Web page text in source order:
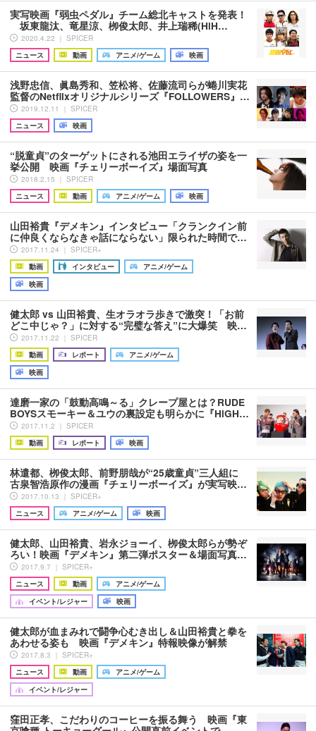
実写映画『弱虫ペダル』チーム総北キャストを発表！
坂東龍汰、竜星涼、栁俊太郎、井上瑞稀(HiH…
2020.4.22 ｜ SPICER
ニュース
動画 アニメ/ゲーム 映画
浅野忠信、眞島秀和、笠松将、佐藤流司らが蜷川実花
監督のNetflixオリジナルシリーズ『FOLLOWERS』…
2019.12.11 ｜ SPICER
ニュース
映画
“脱童貞”のターゲットにされる池田エライザの姿を一
挙公開 映画『チェリーボーイズ』場面写真
2018.2.15 ｜ SPICER
ニュース
動画 アニメ/ゲーム 映画
山田裕貴『デメキン』インタビュー「クランクイン前
に仲良くならなきゃ話にならない」限られた時間で…
2017.11.24 ｜ SPICER+
動画
インタビュー
アニメ/ゲーム
映画
健太郎 vs 山田裕貴、生オラオラ歩きで激突！「お前
どこ中じゃ？」に対する“完璧な答え”に大爆笑 映…
2017.11.22 ｜ SPICER
動画
レポート
アニメ/ゲーム
映画
達磨一家の「鼓動高鳴～る」クレープ屋とは？RUDE
BOYSスモーキー＆ユウの裏設定も明らかに『HiGH…
2017.11.2 ｜ SPICER
動画
レポート 映画
林遣都、栁俊太郎、前野朋哉が“25歳童貞”三人組に
古泉智浩原作の漫画『チェリーボーイズ』が実写映…
2017.10.13 ｜ SPICER+
ニュース
アニメ/ゲーム 映画
健太郎、山田裕貴、岩永ジョーイ、栁俊太郎らが勢ぞ
ろい！映画『デメキン』第二弾ポスター＆場面写真…
2017.9.7 ｜ SPICER+
ニュース
動画
アニメ/ゲーム
イベント/レジャー
映画
健太郎が血まみれで闘争心むき出し＆山田裕貴と拳を
あわせる姿も 映画『デメキン』特報映像が解禁
2017.8.3 ｜ SPICER+
ニュース
動画
アニメ/ゲーム
イベント/レジャー
窪田正孝、こだわりのコーヒーを振る舞う 映画『東